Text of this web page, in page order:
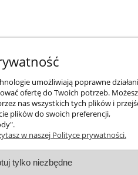
umożliwiają poprawne
ofertę do Twoich potrzeb. Możesz
nas wszystkich tych plików i
plików do swoich preferencji,
w naszej Polityce prywatności.
tylko niezbędne